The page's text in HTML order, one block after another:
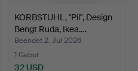
KORBSTUHL, "Pil", Design
Bengt Ruda, Ikea.…
Beendet 2. Jul 2026
1 Gebot
32 USD